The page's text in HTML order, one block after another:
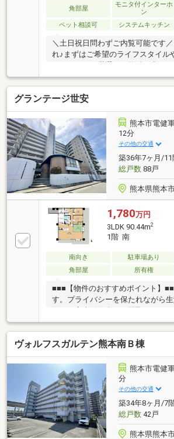
角部屋
モニタ付インターホ
ン
ペット相談可 システムキッチン
＼土日祝日問わずご内覧可能です
れ♪まずはご希望のライフスタイル
る住まいをご提案いたします。ご
も、お客様のご都合に合わせて柔
す。▼資金計画・住宅ローンもワン
ト♪「年収・資産に応じた最適な借
「転職後でもローンは組めるか」
豊富な担当者が丁寧にご対応。安心
へ進めるよう、的確なアドバイスを
では、公開以外の物件もご紹介して
096-206-1230
グランテージ世安
熊本市電健
12分
その他の交通
築36年7ヶ月/11
総戸数88戸
熊本県熊本
1,780万円
3LDK 90.44m2
1階 南
南向き 駐車場あり
角部屋
所有権
■■■【物件のおすすめポイント】
す。プライバシーを保たれながら生
回りの家事動線楽々な間取り！・
とした室内です。・各部屋収納充
イドバルコニーで日当たり通風良
地・周辺環境】■■■・健軍線「二本
約12分と通勤通学に便利です！・
約14分、江南中学校まで徒歩約14
も園まで徒歩約2分と教育施設が近
心。・ロッキー本山店まで徒歩約8
ンまで徒歩約5分、ドラッグストア
分と商業施設充実で住みやすい環境
ヴォルフスガルテン熊本南Ｂ棟
熊本市電健
分
その他の交通
築34年8ヶ月/7
総戸数42戸
熊本県熊本